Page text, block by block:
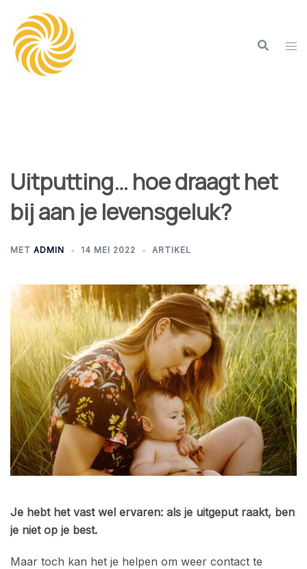
naar
inhoud
Uitputting… hoe draagt het
bij aan je levensgeluk?
MET ADMIN 14 MEI 2022 ARTIKEL
Je hebt het vast wel ervaren: als je uitgeput raakt, ben
je niet op je best.
Maar toch kan het je helpen om weer contact te